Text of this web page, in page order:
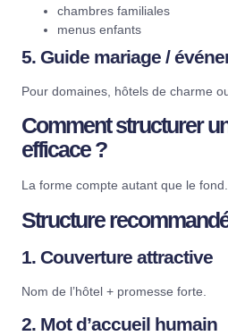
chambres familiales
menus enfants
5. Guide mariage /
Pour domaines, hôtels de charme
Comment structurer
efficace ?
La forme compte autant que le fond.
Structure
1. Couverture attractive
Nom de l’hôtel + promesse forte.
2. Mot d’accueil humain